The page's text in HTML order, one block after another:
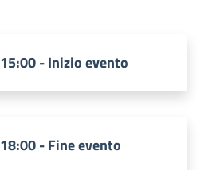
15:00 - Inizio evento
18:00 - Fine evento